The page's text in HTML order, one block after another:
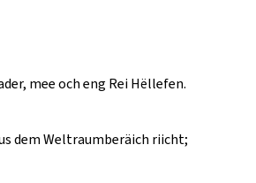
mee och eng Rei Hëllefen.
dem Weltraumberäich riicht;